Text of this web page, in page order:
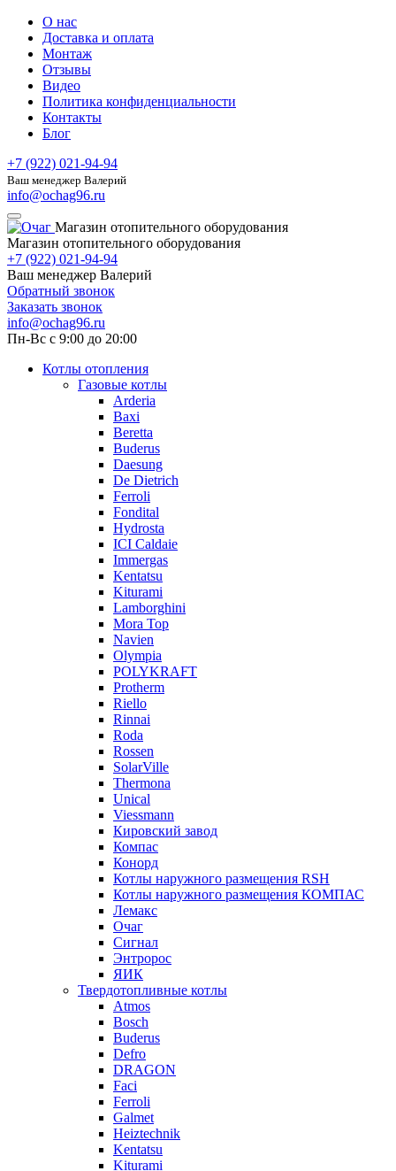
О нас
Доставка и оплата
Монтаж
Отзывы
Видео
Политика конфиденциальности
Контакты
Блог
+7 (922) 021-94-94
Ваш менеджер Валерий
info@ochag96.ru
Магазин отопительного оборудования
Магазин отопительного оборудования
+7 (922) 021-94-94
Ваш менеджер Валерий
Обратный звонок
Заказать звонок
info@ochag96.ru
Пн-Вс с 9:00 до 20:00
Котлы отопления
Газовые котлы
Arderia
Baxi
Beretta
Buderus
Daesung
De Dietrich
Ferroli
Fondital
Hydrosta
ICI Caldaie
Immergas
Kentatsu
Kiturami
Lamborghini
Mora Top
Navien
Olympia
POLYKRAFT
Protherm
Riello
Rinnai
Roda
Rossen
SolarVille
Thermona
Unical
Viessmann
Кировский завод
Компас
Конорд
Котлы наружного размещения RSH
Котлы наружного размещения КОМПАС
Лемакс
Очаг
Сигнал
Энтророс
ЯИК
Твердотопливные котлы
Atmos
Bosch
Buderus
Defro
DRAGON
Faci
Ferroli
Galmet
Heiztechnik
Kentatsu
Kiturami